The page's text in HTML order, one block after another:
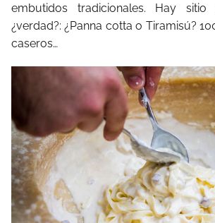
embutidos tradicionales. Hay
¿verdad?: ¿Panna cotta o Tiramisú?
caseros…